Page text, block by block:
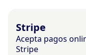
Stripe
Acepta pagos
Stripe